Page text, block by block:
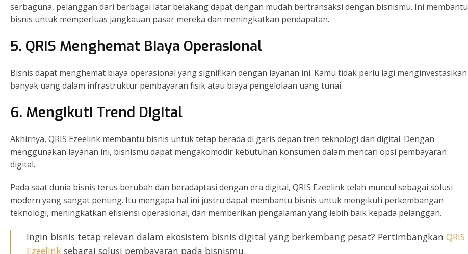
serbaguna, pelanggan dari berbagai latar belakang dapat dengan mudah bertransaksi dengan bisnismu. Ini membantu
bisnis untuk memperluas jangkauan pasar mereka dan meningkatkan pendapatan.
5. QRIS Menghemat Biaya Operasional
Bisnis dapat menghemat biaya operasional yang signifikan dengan layanan ini. Kamu tidak perlu lagi menginvestasikan
banyak uang dalam infrastruktur pembayaran fisik atau biaya pengelolaan uang tunai.
6. Mengikuti Trend Digital
Akhirnya, QRIS Ezeelink membantu bisnis untuk tetap berada di garis depan tren teknologi dan digital. Dengan
menggunakan layanan ini, bisnismu dapat mengakomodir kebutuhan konsumen dalam mencari opsi pembayaran
digital.
Pada saat dunia bisnis terus berubah dan beradaptasi dengan era digital, QRIS Ezeelink telah muncul sebagai solusi
modern yang sangat penting. Itu mengapa hal ini justru dapat membantu bisnis untuk mengikuti perkembangan
teknologi, meningkatkan efisiensi operasional, dan memberikan pengalaman yang lebih baik kepada pelanggan.
Ingin bisnis tetap relevan dalam ekosistem bisnis digital yang berkembang pesat? Pertimbangkan QRIS
Ezeelink sebagai solusi pembayaran pada bisnismu.